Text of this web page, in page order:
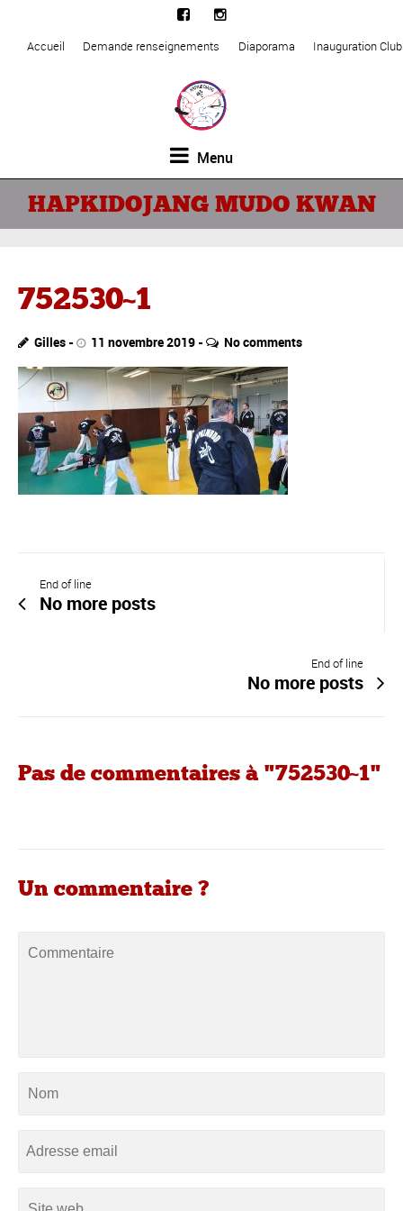
Accueil Demande renseignements Diaporama Inauguration
Menu
HAPKIDOJANG MUDO KWAN
752530~1
Gilles 11 novembre 2019 No comments
End of line
No more posts
End of line
No more posts
Pas de commentaires à "752530~1"
Un commentaire ?